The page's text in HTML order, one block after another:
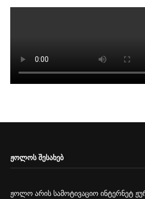
ᲟᲝᲚᲝᲡ ᲨᲔᲡᲐᲮᲔᲑ
ჟოლო არის სამოტივაციო ინტერნეტ